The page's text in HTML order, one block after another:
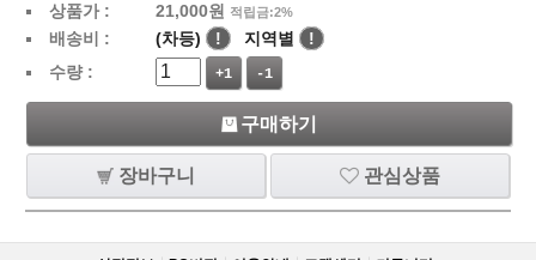
상품가 : 21,000원 적립금:2%
배송비 : (차등) ! 지역별
!
수량 :
+1 -1
구매하기
장바구니 관심상품